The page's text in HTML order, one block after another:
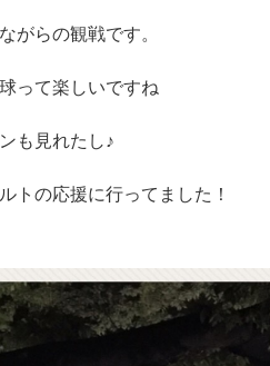
がらの観戦です。
って楽しいですね
も見れたし♪
トの応援に行ってました！